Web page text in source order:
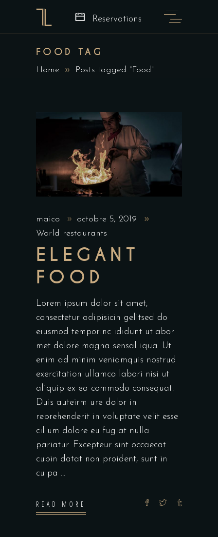
Reservations
FOOD TAG
Home Posts tagged "Food"
maico
octobre 5, 2019
World restaurants
ELEGANT
FOOD
Lorem ipsum dolor sit amet,
consectetur adipisicin gelitsed do
eiusmod temporinc ididunt utlabor
met dolore magna sensal iqua. Ut
enim ad minim veniamquis nostrud
exercitation ullamco labori nisi ut
aliquip ex ea commodo consequat.
Duis auteirm ure dolor in
reprehenderit in voluptate velit esse
cillum dolore eu fugiat nulla
pariatur. Excepteur sint occaecat
cupin datat non proident, sunt in
culpa
READ MORE